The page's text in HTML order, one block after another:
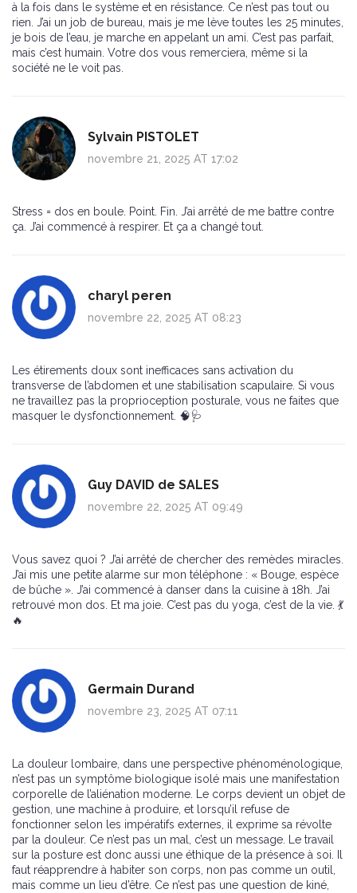
à la fois dans le système et en résistance. Ce n’est pas tout ou
rien. J’ai un job de bureau, mais je me lève toutes les 25 minutes,
je bois de l’eau, je marche en appelant un ami. C’est pas parfait,
mais c’est humain. Votre dos vous remerciera, même si la
société ne le voit pas.
Sylvain PISTOLET
novembre 21, 2025 AT 17:02
Stress = dos en boule. Point. Fin. J’ai arrêté de me battre contre
ça. J’ai commencé à respirer. Et ça a changé tout.
charyl peren
novembre 22, 2025 AT 08:23
Les étirements doux sont inefficaces sans activation du
transverse de l’abdomen et une stabilisation scapulaire. Si vous
ne travaillez pas la proprioception posturale, vous ne faites que
masquer le dysfonctionnement. 🧠🩺
Guy DAVID de SALES
novembre 22, 2025 AT 09:49
Vous savez quoi ? J’ai arrêté de chercher des remèdes miracles.
J’ai mis une petite alarme sur mon téléphone : « Bouge, espèce
de bûche ». J’ai commencé à danser dans la cuisine à 18h. J’ai
retrouvé mon dos. Et ma joie. C’est pas du yoga, c’est de la vie. 💃
🔥
Germain Durand
novembre 23, 2025 AT 07:11
La douleur lombaire, dans une perspective phénoménologique,
n’est pas un symptôme biologique isolé mais une manifestation
corporelle de l’aliénation moderne. Le corps devient un objet de
gestion, une machine à produire, et lorsqu’il refuse de
fonctionner selon les impératifs externes, il exprime sa révolte
par la douleur. Ce n’est pas un mal, c’est un message. Le travail
sur la posture est donc aussi une éthique de la présence à soi. Il
faut réapprendre à habiter son corps, non pas comme un outil,
mais comme un lieu d’être. Ce n’est pas une question de kiné,